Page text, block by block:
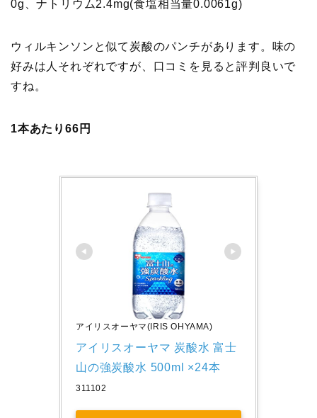
0g、ナトリウム2.4mg(食塩相当量0.0061g)
ウィルキンソンと似て炭酸のパンチがあります。味の
好みは人それぞれですが、口コミを見ると評判良いで
すね。
1本あたり66円
アイリスオーヤマ(IRIS OHYAMA)
アイリスオーヤマ 炭酸水 富士
山の強炭酸水 500ml ×24本
311102